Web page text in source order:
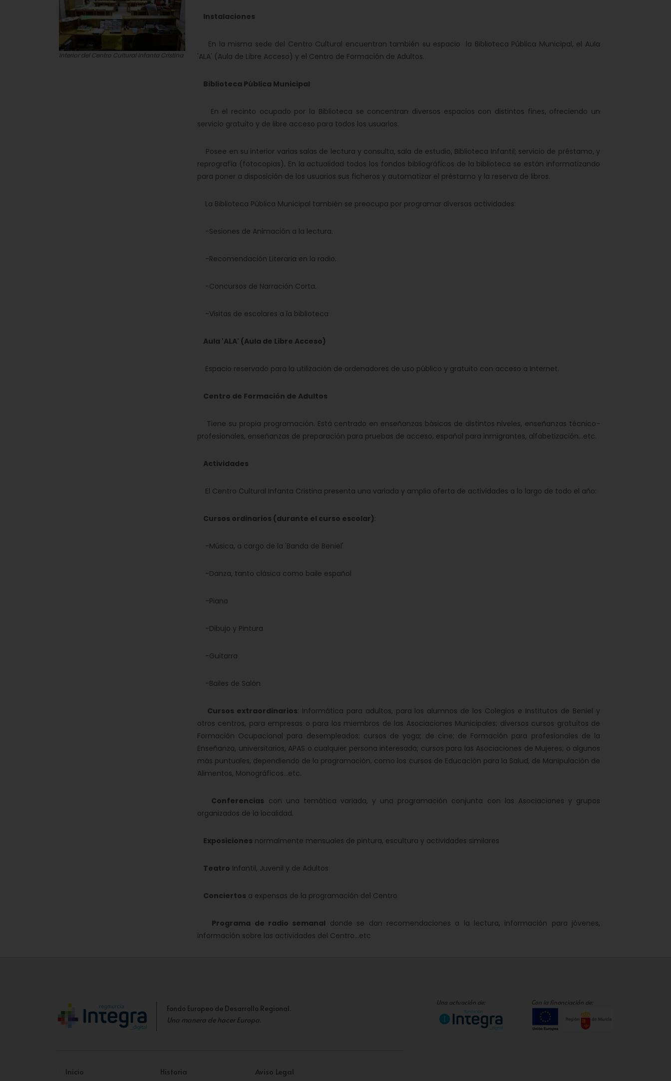
Instalaciones
En la misma sede del Centro Cultural encuentran también su espacio la Biblioteca Pública Municipal, el Aula
'ALA' (Aula de Libre Acceso) y el Centro de Formación de Adultos.
Biblioteca Pública Municipal
En el recinto ocupado por la Biblioteca se concentran diversos espacios con distintos fines, ofreciendo un
servicio gratuito y de libre acceso para todos los usuarios.
Posee en su interior varias salas de lectura y consulta, sala de estudio, Biblioteca Infantil; servicio de préstamo, y
reprografía (fotocopias). En la actualidad todos los fondos bibliográficos de la biblioteca se están informatizando
para poner a disposición de los usuarios sus ficheros y automatizar el préstamo y la reserva de libros.
La Biblioteca Pública Municipal también se preocupa por programar diversas actividades:
-Sesiones de Animación a la lectura.
-Recomendación Literaria en la radio.
-Concursos de Narración Corta.
-Visitas de escolares a la biblioteca
Aula 'ALA' (Aula de Libre Acceso)
Espacio reservado para la utilización de ordenadores de uso público y gratuito con acceso a Internet.
Centro de Formación de Adultos
Tiene su propia programación. Está centrado en enseñanzas básicas de distintos niveles, enseñanzas técnico-
profesionales, enseñanzas de preparación para pruebas de acceso, español para inmigrantes, alfabetización...etc.
Actividades
El Centro Cultural Infanta Cristina presenta una variada y amplia oferta de actividades a lo largo de todo el año:
Cursos ordinarios (durante el curso escolar):
-Música, a cargo de la 'Banda de Beniel'
-Danza, tanto clásica como baile español
-Piano
-Dibujo y Pintura
-Guitarra
-Bailes de Salón
Cursos extraordinarios: Informática para adultos, para los alumnos de los Colegios e Institutos de Beniel y
otros centros, para empresas o para los miembros de las Asociaciones Municipales; diversos cursos gratuitos de
Formación Ocupacional para desempleados; cursos de yoga; de cine; de Formación para profesionales de la
Enseñanza, universitarios, APAS o cualquier persona interesada; cursos para las Asociaciones de Mujeres; o algunos
más puntuales, dependiendo de la programación, como los cursos de Educación para la Salud, de Manipulación de
Alimentos, Monográficos...etc.
Conferencias con una temática variada, y una programación conjunta con las Asociaciones y grupos
organizados de la localidad.
Exposiciones normalmente mensuales de pintura, escultura y actividades similares
Teatro Infantil, Juvenil y de Adultos
Conciertos a expensas de la programación del Centro
Programa de radio semanal donde se dan recomendaciones a la lectura, información para jóvenes,
información sobre las actividades del Centro...etc
Interior del Centro Cultural Infanta Cristina
Fondo Europeo de Desarrollo Regional.
Una manera de hacer Europa.
Inicio Historia Aviso Legal
Una actuación de: Con la financiación de: